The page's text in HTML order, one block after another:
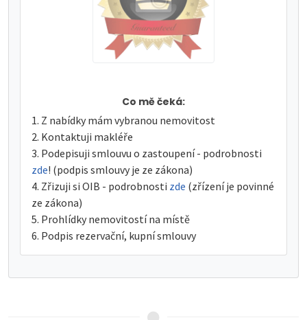
Co mě čeká:
Z nabídky mám vybranou nemovitost
Kontaktuji makléře
Podepisuji smlouvu o zastoupení - podrobnosti
zde! (podpis smlouvy je ze zákona)
Zřizuji si OIB - podrobnosti zde (zřízení je povinné
ze zákona)
Prohlídky nemovitostí na místě
Podpis rezervační, kupní smlouvy